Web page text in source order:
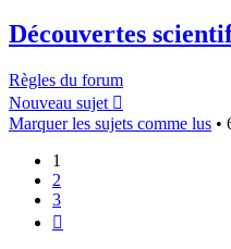
Découvertes
Règles du forum
Nouveau sujet
Marquer les sujets comme lus •
1
2
3